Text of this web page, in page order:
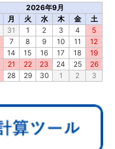
2026年9月
月 火 水 木 金
土
31 1 2 3 4
5
7 8 9 10 11
12
14 15 16 17 18
19
21 22 23 24 25
26
28 29 30 1 2 3